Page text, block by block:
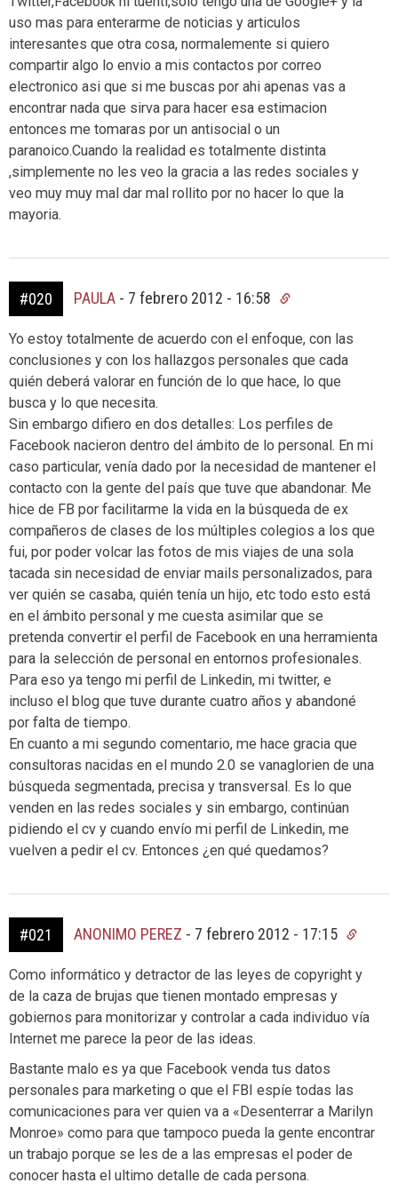
uso mas para enterarme de noticias y articulos
interesantes que otra cosa, normalemente si quiero
compartir algo lo envio a mis contactos por correo
electronico asi que si me buscas por ahi apenas vas a
encontrar nada que sirva para hacer esa estimacion
entonces me tomaras por un antisocial o un
paranoico.Cuando la realidad es totalmente distinta
,simplemente no les veo la gracia a las redes sociales y
veo muy muy mal dar mal rollito por no hacer lo que la
mayoria.
#020 PAULA - 7 febrero 2012 - 16:58
Yo estoy totalmente de acuerdo con el enfoque, con las
conclusiones y con los hallazgos personales que cada
quién deberá valorar en función de lo que hace, lo que
busca y lo que necesita.
Sin embargo difiero en dos detalles: Los perfiles de
Facebook nacieron dentro del ámbito de lo personal. En mi
caso particular, venía dado por la necesidad de mantener el
contacto con la gente del país que tuve que abandonar. Me
hice de FB por facilitarme la vida en la búsqueda de ex
compañeros de clases de los múltiples colegios a los que
fui, por poder volcar las fotos de mis viajes de una sola
tacada sin necesidad de enviar mails personalizados, para
ver quién se casaba, quién tenía un hijo, etc todo esto está
en el ámbito personal y me cuesta asimilar que se
pretenda convertir el perfil de Facebook en una herramienta
para la selección de personal en entornos profesionales.
Para eso ya tengo mi perfil de Linkedin, mi twitter, e
incluso el blog que tuve durante cuatro años y abandoné
por falta de tiempo.
En cuanto a mi segundo comentario, me hace gracia que
consultoras nacidas en el mundo 2.0 se vanaglorien de una
búsqueda segmentada, precisa y transversal. Es lo que
venden en las redes sociales y sin embargo, continúan
pidiendo el cv y cuando envío mi perfil de Linkedin, me
vuelven a pedir el cv. Entonces ¿en qué quedamos?
#021 ANONIMO PEREZ - 7 febrero 2012 - 17:15
Como informático y detractor de las leyes de copyright y
de la caza de brujas que tienen montado empresas y
gobiernos para monitorizar y controlar a cada individuo vía
Internet me parece la peor de las ideas.
Bastante malo es ya que Facebook venda tus datos
personales para marketing o que el FBI espíe todas las
comunicaciones para ver quien va a «Desenterrar a Marilyn
Monroe» como para que tampoco pueda la gente encontrar
un trabajo porque se les de a las empresas el poder de
conocer hasta el ultimo detalle de cada persona.